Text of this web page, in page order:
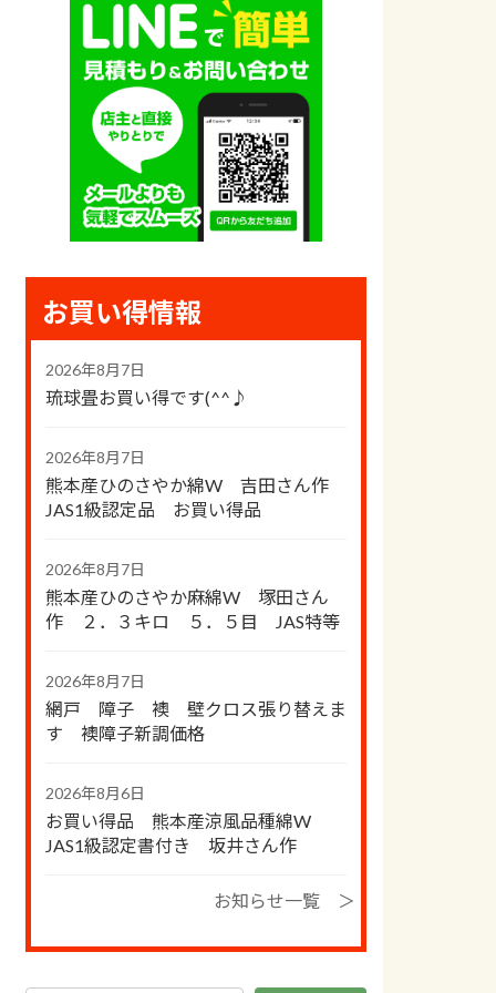
お買い得情報
2026年8月7日
琉球畳お買い得です(^^♪
2026年8月7日
熊本産ひのさやか綿W 吉田さん作
JAS1級認定品 お買い得品
2026年8月7日
熊本産ひのさやか麻綿W 塚田さん
作 ２．３キロ ５．５目 JAS特等
2026年8月7日
網戸 障子 襖 壁クロス張り替えま
す 襖障子新調価格
2026年8月6日
お買い得品 熊本産涼風品種綿W
JAS1級認定書付き 坂井さん作
お知らせ一覧 ＞